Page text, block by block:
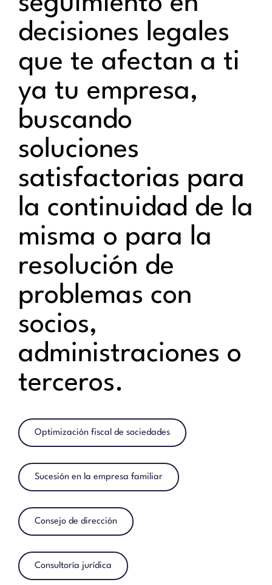
decisiones legales
que te afectan a ti
ya tu empresa,
buscando
soluciones
satisfactorias para
la continuidad de la
misma o para la
resolución de
problemas con
socios,
administraciones o
terceros.
Optimización fiscal de sociedades
Sucesión en la empresa familiar
Consejo de dirección
Consultoría jurídica